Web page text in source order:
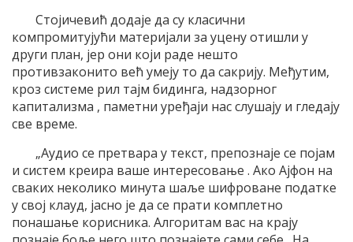
Стојичевић додаје да су класични
компромитујући материјали за уцену отишли у
други план, јер они који раде нешто
противзаконито већ умеју то да сакрију. Међутим,
кроз системе рил тајм бидинга, надзорног
капитализма , паметни уређаји нас слушају и гледају
све време.
„Аудио се претвара у текст, препознаје се појам
и систем креира ваше интересовање . Ако Ајфон на
сваких неколико минута шаље шифроване податке
у свој клауд, јасно је да се прати комплетно
понашање корисника. Алгоритам вас на крају